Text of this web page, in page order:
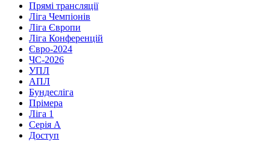
Прямі трансляції
Ліга Чемпіонів
Ліга Європи
Ліга Конференцій
Євро-2024
ЧС-2026
УПЛ
АПЛ
Бундесліга
Прімера
Ліга 1
Серія А
Доступ